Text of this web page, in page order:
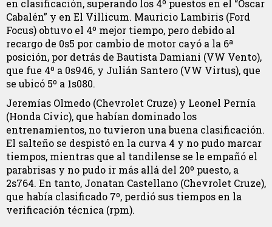
en clasificación, superando los 4º puestos en el “Oscar
Cabalén” y en El Villicum. Mauricio Lambiris (Ford
Focus) obtuvo el 4º mejor tiempo, pero debido al
recargo de 0s5 por cambio de motor cayó a la 6ª
posición, por detrás de Bautista Damiani (VW Vento),
que fue 4º a 0s946, y Julián Santero (VW Virtus), que
se ubicó 5º a 1s080.
Jeremías Olmedo (Chevrolet Cruze) y Leonel Pernía
(Honda Civic), que habían dominado los
entrenamientos, no tuvieron una buena clasificación.
El salteño se despistó en la curva 4 y no pudo marcar
tiempos, mientras que al tandilense se le empañó el
parabrisas y no pudo ir más allá del 20º puesto, a
2s764. En tanto, Jonatan Castellano (Chevrolet Cruze),
que había clasificado 7º, perdió sus tiempos en la
verificación técnica (rpm).